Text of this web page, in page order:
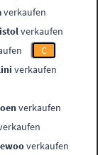
verkaufen
verkaufen
C
verkaufen
verkaufen
verkaufen